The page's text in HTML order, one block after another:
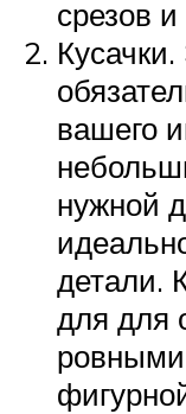
срезов
вашего
нужной
детали.
для для